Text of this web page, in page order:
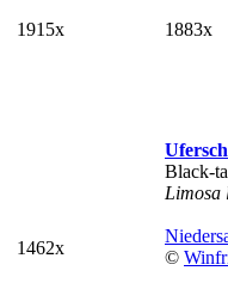
1915x 1883x
1462x
Black-
Limosa
©